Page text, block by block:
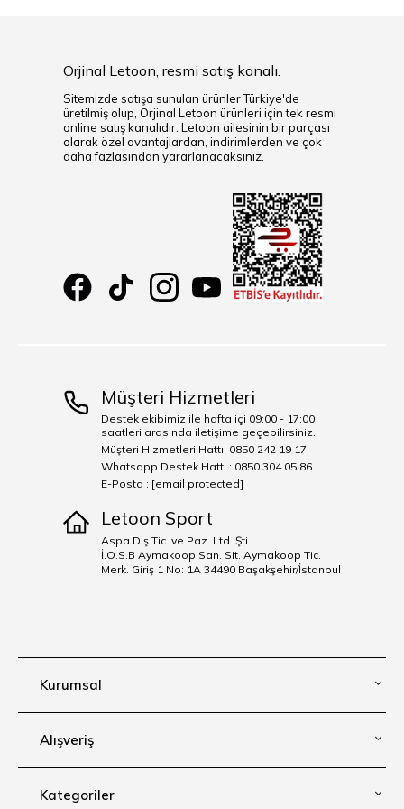
Orjinal Letoon, resmi satış kanalı.
Sitemizde satışa sunulan ürünler Türkiye'de
üretilmiş olup, Orjinal Letoon ürünleri için tek resmi
online satış kanalıdır. Letoon ailesinin bir parçası
olarak özel avantajlardan, indirimlerden ve çok
daha fazlasından yararlanacaksınız.
Kurumsal
Alışveriş
Kategoriler
Müşteri Hizmetleri
Destek ekibimiz ile hafta içi 09:00 - 17:00
saatleri arasında iletişime geçebilirsiniz.
Müşteri Hizmetleri Hattı: 0850 242 19 17
Whatsapp Destek Hattı : 0850 304 05 86
E-Posta : [email protected]
Letoon Sport
Aspa Dış Tic. ve Paz. Ltd. Şti.
İ.O.S.B Aymakoop San. Sit. Aymakoop Tic.
Merk. Giriş 1 No: 1A 34490 Başakşehir/İstanbul